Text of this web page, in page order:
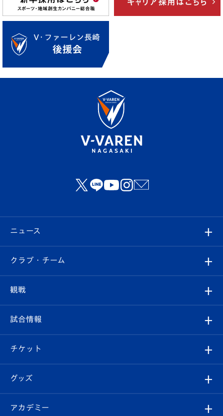
ニュース
すべて
クラブ
試合情報
チケット
イベント
クラブ・チーム
クラブ概要
エンブレム紹介
スタッフプロフィール
観戦
観戦ルール
はじめての観戦ガイド
Revive Team
試合情報
試合日程/結果
フォトギャラリー
チケット
チケット
グッズ
オンラインショップ
アカデミー